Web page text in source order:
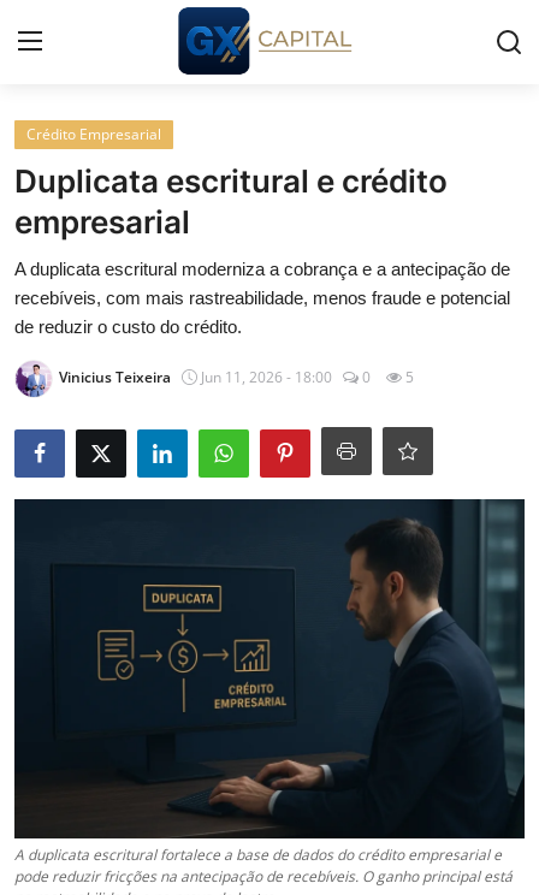
Entrar
Início
Cursos
Simuladores
Wealth
Histórias
Contato
Crédito Empresarial
Newsletter
GX explica
Crédito Empresarial
Duplicata escritural e crédito
empresarial
A duplicata escritural moderniza a cobrança e a antecipação de
recebíveis, com mais rastreabilidade, menos fraude e potencial
de reduzir o custo do crédito.
Vinicius Teixeira Jun 11, 2026 - 18:00 0 5
A duplicata escritural fortalece a base de dados do crédito empresarial e
pode reduzir fricções na antecipação de recebíveis. O ganho principal está